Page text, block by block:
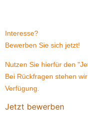
Interesse?
Bewerben Sie sich jetzt!
Nutzen Sie hierfür den
Bei Rückfragen stehen
Verfügung.
Jetzt bewerben